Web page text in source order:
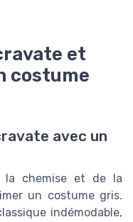
et
costume
avec un
la chemise et de la
un costume gris.
indémodable,